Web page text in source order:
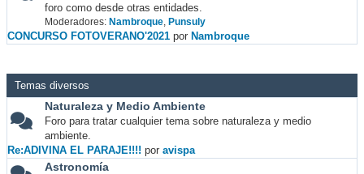
foro como desde otras entidades.
Moderadores: Nambroque, Punsuly
CONCURSO FOTOVERANO'2021 por Nambroque
Temas diversos
Naturaleza y Medio Ambiente
Foro para tratar cualquier tema sobre naturaleza y medio
ambiente.
Re:ADIVINA EL PARAJE!!!! por avispa
Astronomía